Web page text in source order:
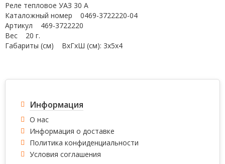
Реле тепловое УАЗ 30 А
Каталожный номер 0469-3722220-04
Артикул 469-3722220
Вес 20 г.
Габариты (см) ВхГхШ (см): 3х5х4
Информация
О нас
Информация о доставке
Политика конфиденциальности
Условия соглашения